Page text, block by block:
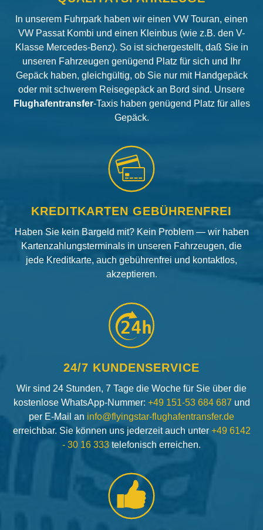
In unserem Fuhrpark haben wir einen VW Touran, einen
VW Passat Kombi und einen Kleinbus (wie z.B. den V-
Klasse Mercedes-Benz). So ist sichergestellt, daß Sie in
unseren Fahrzeugen genügend Platz für sich und Ihr
Gepäck haben, gleichgültig, ob Sie nur mit Handgepäck
oder mit schwerem Reisegepäck an Bord sind. Unsere
Flughafentransfer-Taxis haben genügend Platz für alles
Gepäck.
KREDITKARTEN GEBÜHRENFREI
Haben Sie kein Bargeld mit? Kein Problem — wir haben
Kartenzahlungsterminals in unseren Fahrzeugen, die
jede Kreditkarte, auch gebührenfrei und kontaktlos,
akzeptieren.
24h
24/7 KUNDENSERVICE
Wir sind 24 Stunden, 7 Tage die Woche für Sie über die
kostenlose WhatsApp-Nummer: +49 151-53 684 687 und
per E-Mail an info@flyingstar-flughafentransfer.de
erreichbar. Sie können uns jederzeit auch unter +49 6142
- 30 16 333 telefonisch erreichen.